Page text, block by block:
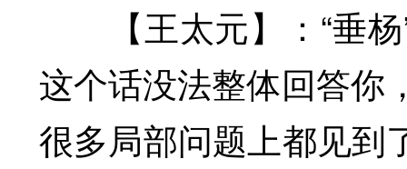
【王太元】：“垂杨
这个话没法整体回答你
很多局部问题上都见到